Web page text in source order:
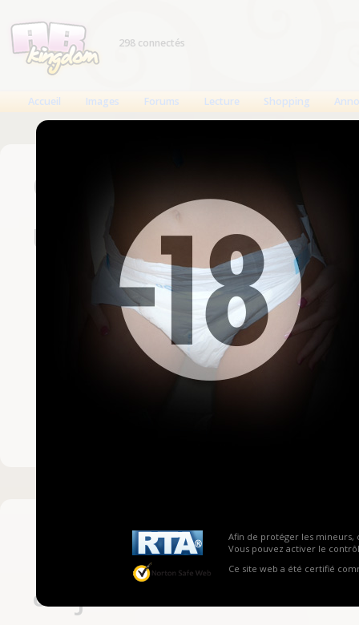
Afin de protéger les mineurs,
Vous pouvez activer le
Ce site web a été certifié
298 connectés
Accueil Images Forums Lecture Shopping
Connexion
Un compte est
Nom d'utilisateur
Mot de passe
Pas encore
aujourd'hui